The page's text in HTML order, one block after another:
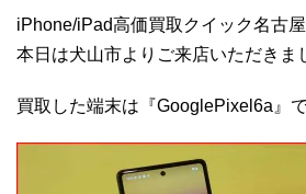
iPhone/iPad高価買取クイック名古屋
本日は犬山市よりご来店いただきま
買取した端末は『GooglePixel6a』で